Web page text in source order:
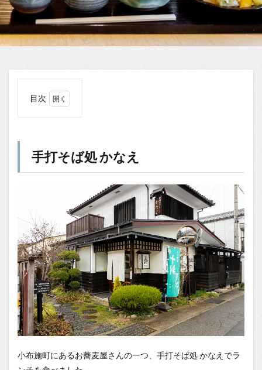
目次
かな
You
Tube
手打そば処 かなえ
小布施町にあるお蕎麦屋さんの一つ、手打そば処 かなえでラ